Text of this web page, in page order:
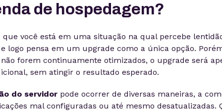
de hospedagem?
que você está em uma situação na qual percebe
logo pensa em um upgrade como a única opção.
forem continuamente otimizados, o upgrade será
sem atingir o resultado esperado.
do servidor pode ocorrer de diversas maneiras, a
mal configuradas ou até mesmo desatualizadas.